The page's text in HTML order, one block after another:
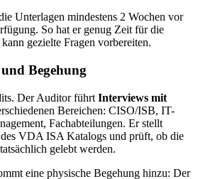
Unterlagen mindestens 2 Wochen vor
So hat er genug Zeit für die
gezielte Fragen vorbereiten.
Begehung
Der Auditor führt Interviews mit
Bereichen: CISO/ISB, IT-
Fachabteilungen. Er stellt
VDA ISA Katalogs und prüft, ob die
gelebt werden.
eine physische Begehung hinzu: Der